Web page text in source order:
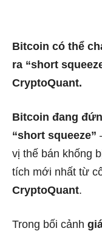
Bitcoin có thể
ra “short
CryptoQuant.
Bitcoin đang
“short squeeze”
vị thế bán khống
tích mới nhất từ
CryptoQuant.
Trong bối cảnh